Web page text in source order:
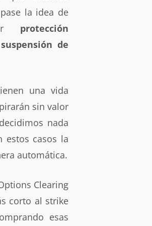
la idea de
protección
de
una vida
sin valor
nada
estos casos la
automática.
Clearing
corto al strike
esas